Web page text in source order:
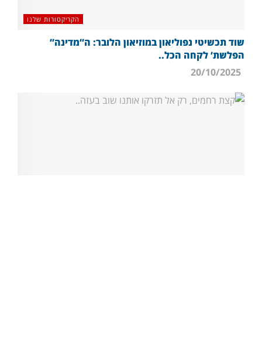
הקריקטורות שלנו
שוד תכשיטי נפוליאון במוזיאון הלובר: ה”מדינה”
הפלשת’ לקחה הכל..